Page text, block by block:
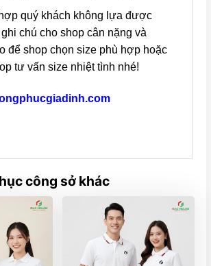
quý khách không lựa được
chú cho shop cân nặng và
để shop chọn size phù hợp hoặc
tư vấn size nhiệt tình nhé!
công sở khác